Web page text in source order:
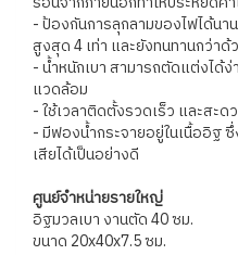
- ป้องกันการลุกลามของไฟได้น
สูงสุด 4 เท่า และยังทนทานกว่าด้
- น้ำหนักเบา สามารถตัดแต่งได้
แวดล้อม
- ใช้เวลาติดตั้งรวดเร็ว และสะ
- มีฟองน้ำกระจายอยู่ในเนื้ออิฐ
เสียได้เป็นอย่างดี
ศูนย์จำหน่ายรายใหญ่
อิฐมวลเบา งานตัด 40 ซม.
ขนาด 20x40x7.5 ซม.